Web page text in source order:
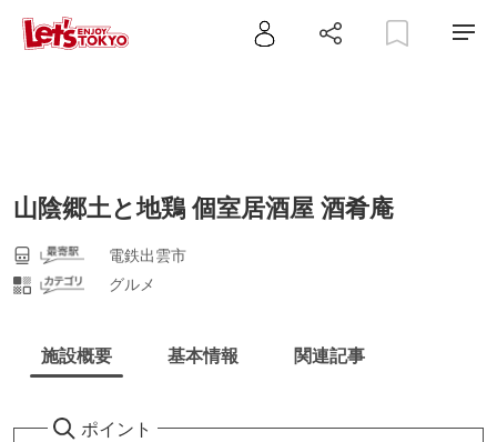
山陰郷土と地鶏 個室居酒屋 酒肴庵
電鉄出雲市
グルメ
施設概要 基本情報 関連記事
ポイント